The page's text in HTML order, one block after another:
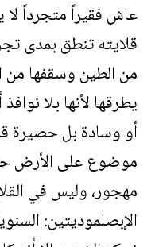
عاش فقيراً متجرداً
قلايته تنطق بمدى
من الطين وسقفها من
يطرقها لأنها بلا
أو وسادة بل حصيرة
موضوع على الأرض
مهجور، وليس في
الإبصلموديتين: